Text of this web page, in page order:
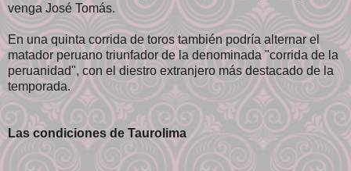
venga José Tomás.
En una quinta corrida de toros también podría alternar el
matador peruano triunfador de la denominada "corrida de la
peruanidad", con el diestro extranjero más destacado de la
temporada.
Las condiciones de Taurolima